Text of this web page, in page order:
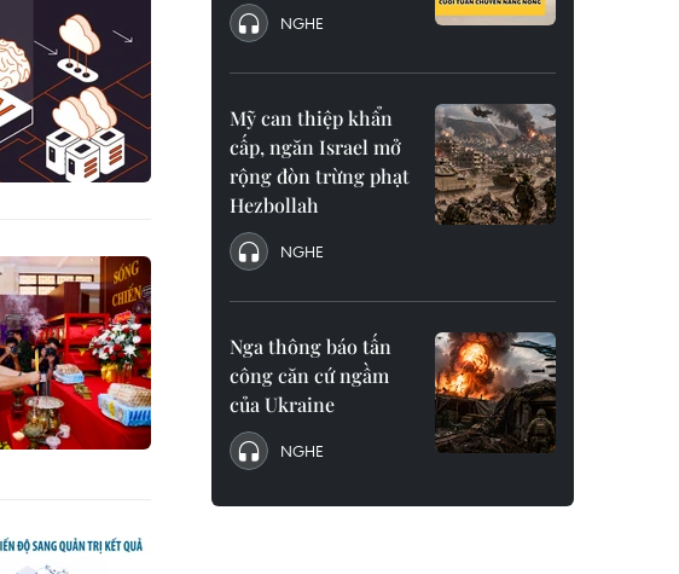
NGHE
Mỹ can thiệp khẩn
cấp, ngăn Israel mở
rộng đòn trừng phạt
Hezbollah
NGHE
Nga thông báo tấn
công căn cứ ngầm
của Ukraine
NGHE